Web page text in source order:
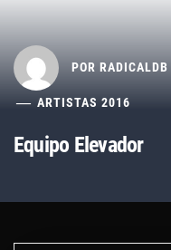
POR RADICALDB
ARTISTAS 2016
Equipo Elevador